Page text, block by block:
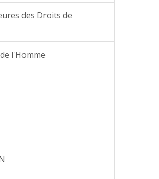
des Droits de
l'Homme